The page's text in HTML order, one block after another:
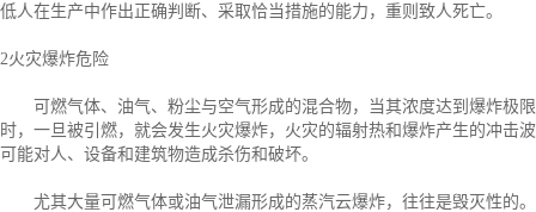
低人在生产中作出正确判断、采取恰当措施的能力，重则致人死亡。
2火灾爆炸危险
可燃气体、油气、粉尘与空气形成的混合物，当其浓度达到爆炸极限
时，一旦被引燃，就会发生火灾爆炸，火灾的辐射热和爆炸产生的冲击波
可能对人、设备和建筑物造成杀伤和破坏。
尤其大量可燃气体或油气泄漏形成的蒸汽云爆炸，往往是毁灭性的。